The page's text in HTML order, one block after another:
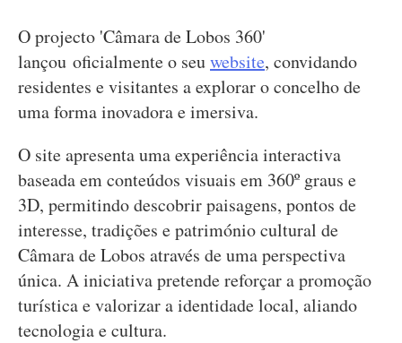
O projecto 'Câmara de Lobos 360'
lançou oficialmente o seuwebsite, convidando
residentes e visitantes a explorar o concelho de
uma forma inovadora e imersiva.
O site apresenta uma experiência interactiva
baseada em conteúdos visuais em 360º graus e
3D, permitindo descobrir paisagens, pontos de
interesse, tradições e património cultural de
Câmara de Lobos através de uma perspectiva
única. A iniciativa pretende reforçar a promoção
turística e valorizar a identidade local, aliando
tecnologia e cultura.